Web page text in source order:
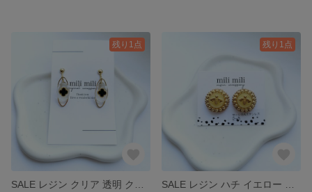
残り1点 残り1点